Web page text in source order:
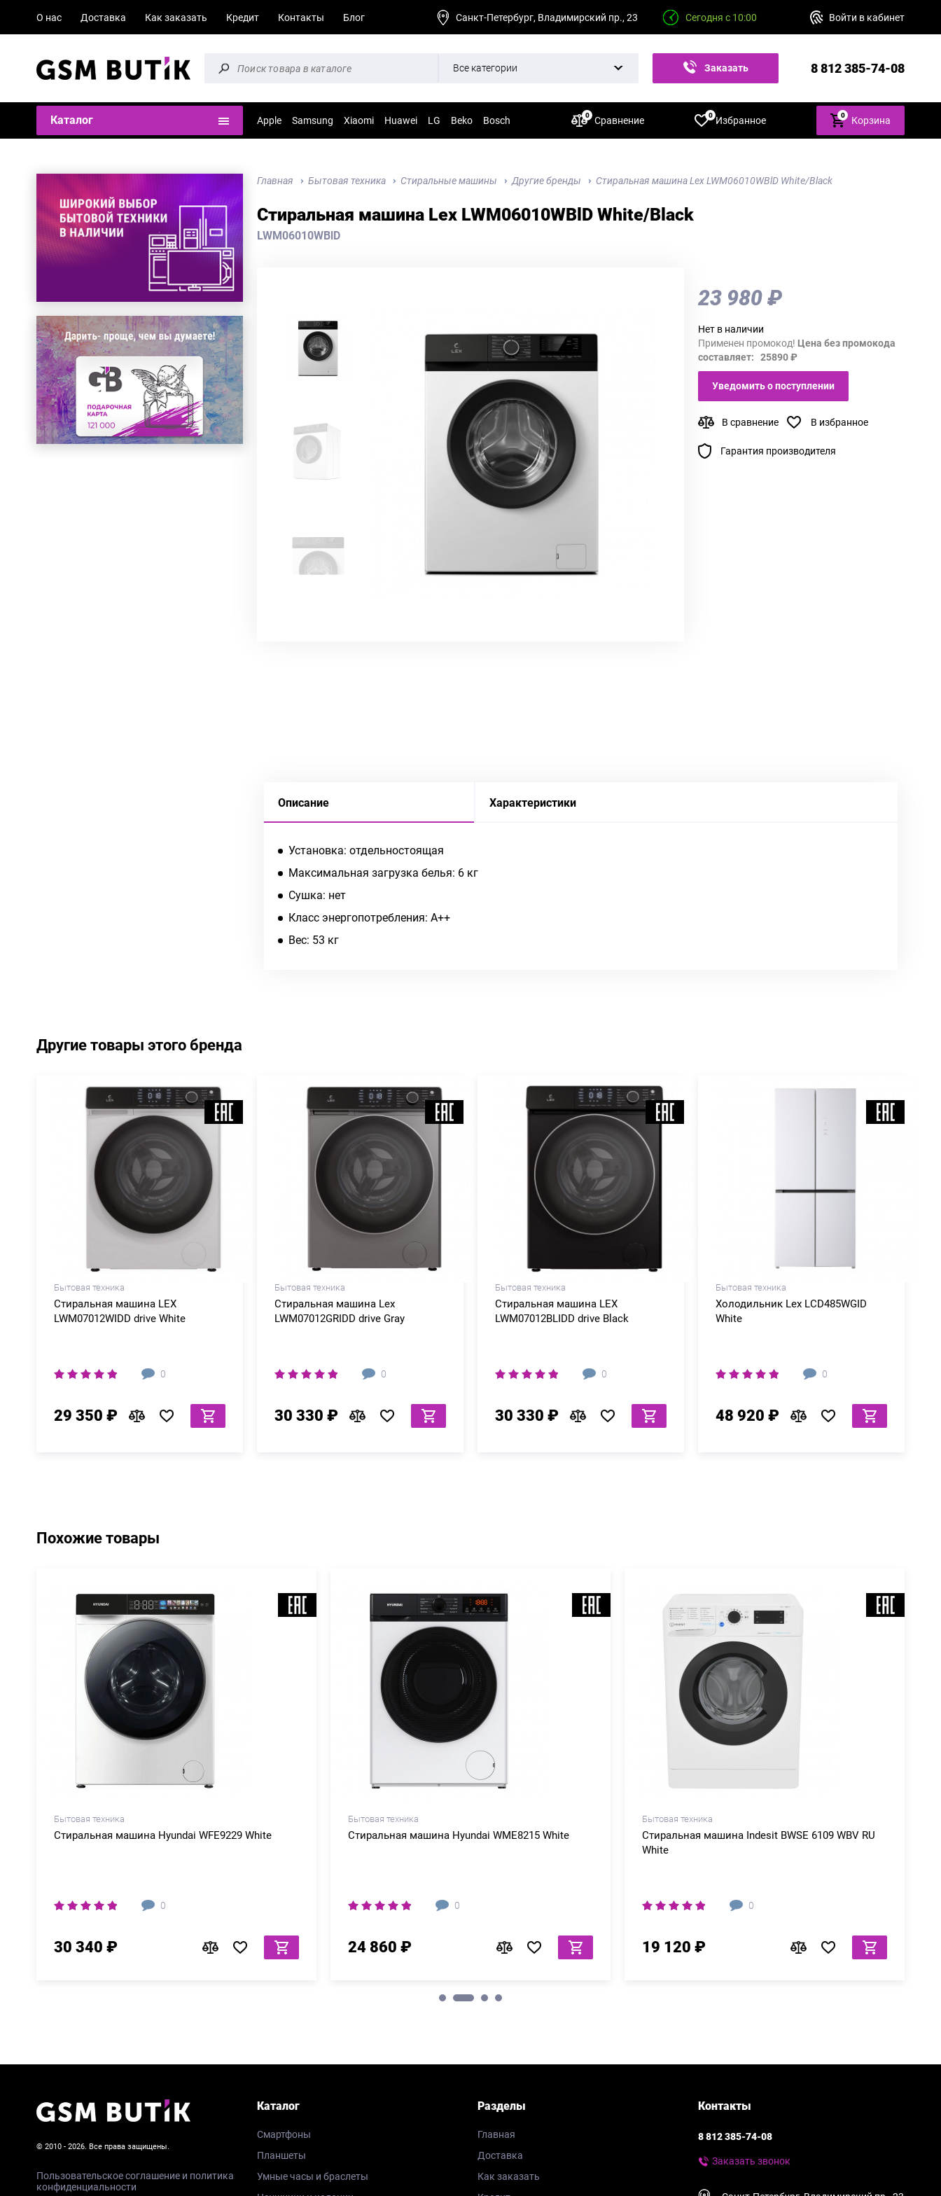
О нас Доставка Как заказать Кредит Контакты Блог Санкт-Петербург, Владимирский пр., 23 Сегодня с 10:00 Войти в кабинет
Все категории Заказать 8 812 385-74-08
Каталог Apple Samsung Xiaomi Huawei LG Beko Bosch Сравнение
0 Избранное
0 0 Корзина
Главная Бытовая техника Стиральные машины Другие бренды Стиральная машина Lex LWM06010WBlD White/Black
Стиральная машина Lex LWM06010WBlD White/Black
LWM06010WBlD
23 980 ₽
Нет в наличии
Применен промокод! Цена без промокода
составляет: 25890 ₽
Уведомить о поступлении
В сравнение В избранное
Гарантия производителя
Описание Характеристики
Установка: отдельностоящая
Максимальная загрузка белья: 6 кг
Сушка: нет
Класс энергопотребления: А++
Вес: 53 кг
Другие товары этого бренда
Бытовая техника
Стиральная машина LEX
LWM07012WIDD drive White
0
29 350 ₽
Бытовая техника
Стиральная машина Lex
LWM07012GRIDD drive Gray
0
30 330 ₽
Бытовая техника
Стиральная машина LEX
LWM07012BLIDD drive Black
0
30 330 ₽
Бытовая техника
Холодильник Lex LCD485WGID
White
0
48 920 ₽
Похожие товары
Бытовая техника
Стиральная машина Hyundai WFE9229 White
0
30 340 ₽
Бытовая техника
Стиральная машина Hyundai WME8215 White
0
24 860 ₽
Бытовая техника
Стиральная машина Indesit BWSE 6109 WBV RU
White
0
19 120 ₽
© 2010 - 2026. Все права защищены.
Пользовательское соглашение и политика
конфиденциальности
Каталог
Смартфоны
Планшеты
Умные часы и браслеты
Разделы
Главная
Доставка
Как заказать
Контакты
8 812 385-74-08
Заказать звонок